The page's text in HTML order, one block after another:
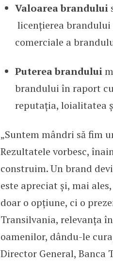
Valoarea brandului
licențierea
comerciale a
Puterea brandului
brandului în raport
reputația, loialitatea
„Suntem mândri să fim
Rezultatele vorbesc,
construim. Un brand
este apreciat și, mai
doar o opțiune, ci o
Transilvania, relevanța
oamenilor, dându-le
Director General, Banca